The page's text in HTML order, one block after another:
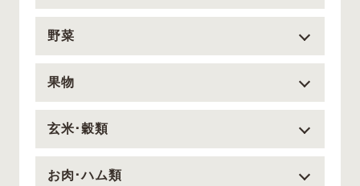
野菜
果物
玄米･穀類
お肉･ハム類